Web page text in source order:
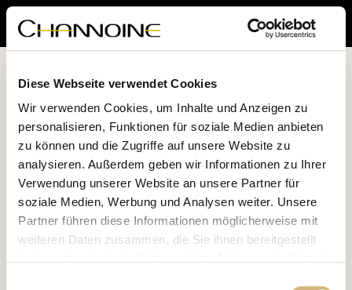
Diese Webseite verwendet Cookies
Wir verwenden Cookies, um Inhalte und Anzeigen zu
personalisieren, Funktionen für soziale Medien anbieten
zu können und die Zugriffe auf unsere Website zu
analysieren. Außerdem geben wir Informationen zu Ihrer
Verwendung unserer Website an unsere Partner für
soziale Medien, Werbung und Analysen weiter. Unsere
Partner führen diese Informationen möglicherweise mit
weiteren Daten zusammen, die Sie ihnen bereitgestellt
Bitte wähle